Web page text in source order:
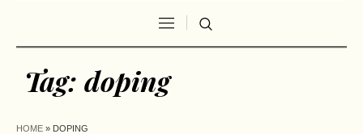
Tag: doping
HOME » DOPING